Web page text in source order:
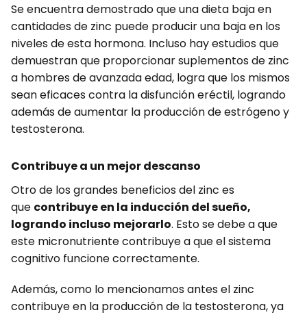
Se encuentra demostrado que una dieta baja en
cantidades de zinc puede producir una baja en los
niveles de esta hormona. Incluso hay estudios que
demuestran que proporcionar suplementos de zinc
a hombres de avanzada edad, logra que los mismos
sean eficaces contra la disfunción eréctil, logrando
además de aumentar la producción de estrógeno y
testosterona.
Contribuye a un mejor descanso
Otro de los grandes beneficios del zinc es
que contribuye en la inducción del sueño,
logrando incluso mejorarlo. Esto se debe a que
este micronutriente contribuye a que el sistema
cognitivo funcione correctamente.
Además, como lo mencionamos antes el zinc
contribuye en la producción de la testosterona, ya